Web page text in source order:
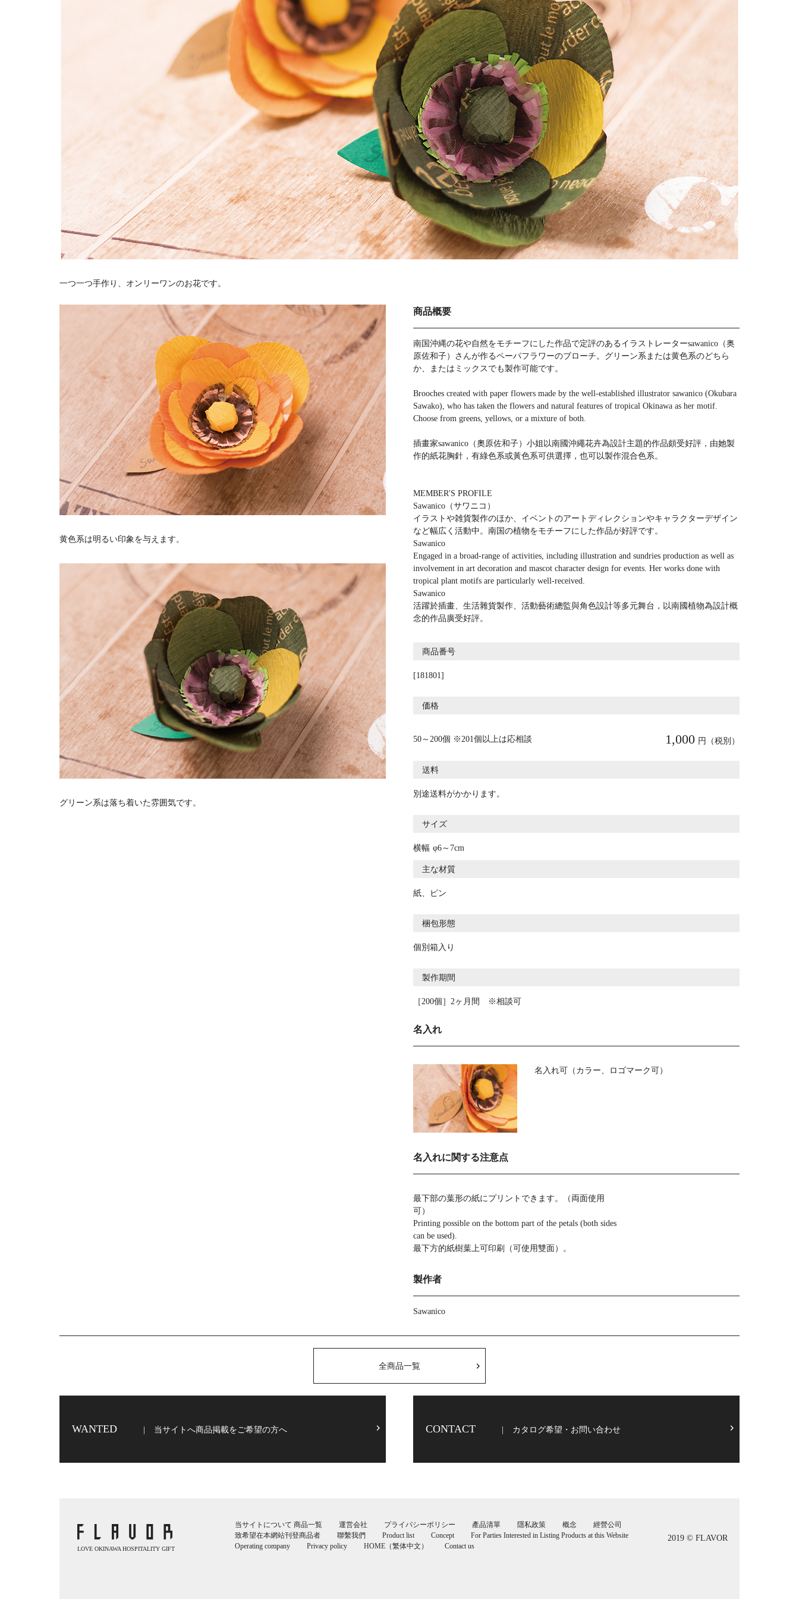
一つ一つ手作り、オンリーワンのお花です。
黄色系は明るい印象を与えます。
グリーン系は落ち着いた雰囲気です。
商品概要
南国沖縄の花や自然をモチーフにした作品で定評のあるイラストレーターsawanico（奥
原佐和子）さんが作るペーパフラワーのブローチ。グリーン系または黄色系のどちら
か、またはミックスでも製作可能です。
Brooches created with paper flowers made by the well-established illustrator sawanico (Okubara
Sawako), who has taken the flowers and natural features of tropical Okinawa as her motif.
Choose from greens, yellows, or a mixture of both.
插畫家sawanico（奧原佐和子）小姐以南國沖繩花卉為設計主題的作品頗受好評，由她製
作的紙花胸針，有綠色系或黃色系可供選擇，也可以製作混合色系。
MEMBER'S PROFILE
Sawanico（サワニコ）
イラストや雑貨製作のほか、イベントのアートディレクションやキャラクターデザイン
など幅広く活動中。南国の植物をモチーフにした作品が好評です。
Sawanico
Engaged in a broad-range of activities, including illustration and sundries production as well as
involvement in art decoration and mascot character design for events. Her works done with
tropical plant motifs are particularly well-received.
Sawanico
活躍於插畫、生活雜貨製作、活動藝術總監與角色設計等多元舞台，以南國植物為設計概
念的作品廣受好評。
商品番号
[181801]
価格
50～200個 ※201個以上は応相談 1,000 円（税別）
送料
別途送料がかかります。
サイズ
横幅 φ6～7cm
主な材質
紙、ピン
梱包形態
個別箱入り
製作期間
［200個］2ヶ月間 ※相談可
名入れ
名入れ可（カラー、ロゴマーク可）
名入れに関する注意点
最下部の葉形の紙にプリントできます。（両面使用
可）
Printing possible on the bottom part of the petals (both sides
can be used).
最下方的紙樹葉上可印刷（可使用雙面）。
製作者
Sawanico
全商品一覧
WANTED 当サイトへ商品掲載をご希望の方へ CONTACT カタログ希望・お問い合わせ
LOVE OKINAWA HOSPITALITY GIFT
当サイトについて 商品一覧 運営会社 プライバシーポリシー 產品清單 隱私政策 概念
經營公司
致希望在本網站刊登商品者
聯繫我們 Product list Concept
For Parties Interested in Listing Products at this Website
Operating company
Privacy policy HOME（繁体中文） Contact us
2019 © FLAVOR